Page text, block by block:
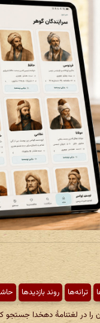
ترانه‌ها روند بازدیدها
را در لغتنامهٔ دهخدا جستجو